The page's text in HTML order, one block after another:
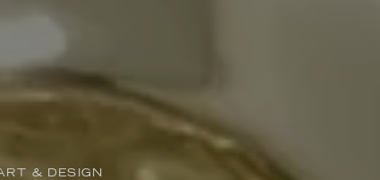
& DESIGN